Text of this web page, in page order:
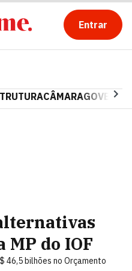
Entrar
CÂMARAGOVERNO
MP do IOF
46,5 bilhões no Orçamento